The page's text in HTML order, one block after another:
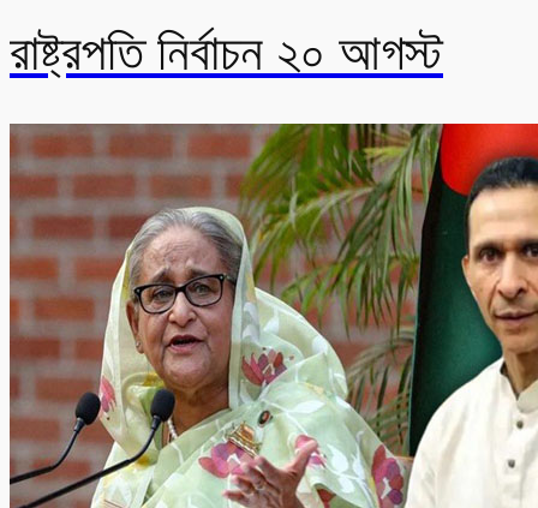
রাষ্ট্রপতি নির্বাচন ২০ আগস্ট